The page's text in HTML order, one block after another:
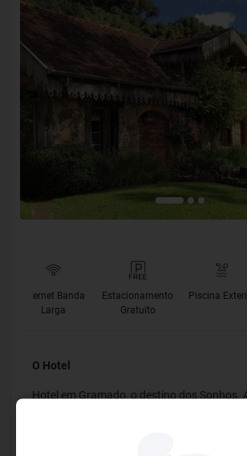
Internet Banda
Larga
Estacionamento
Gratuito
Piscina
O Hotel
Hotel em Gramado, o destino dos Sonhos.